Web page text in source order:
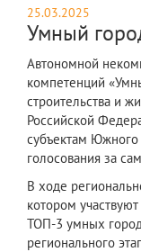
25.03.2025
Умный
Автономной
компетенций
строительства и
Российской
субъектам Южного
голосования за
В ходе
котором
ТОП-3 умных
регионального